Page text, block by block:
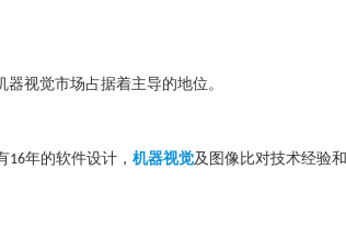
视觉市场占据着主导的地位。
16年的软件设计， 机器视觉及图像比对技术经验和